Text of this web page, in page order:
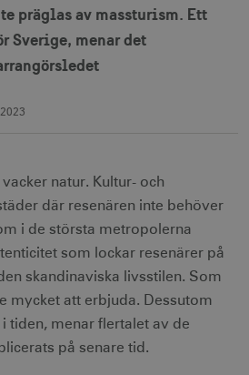
präglas av massturism. Ett
Sverige, menar det
natur. Kultur- och
där resenären inte behöver
i de största metropolerna
som lockar resenärer på
skandinaviska livsstilen. Som
mycket att erbjuda. Dessutom
tiden, menar flertalet av de
på senare tid.